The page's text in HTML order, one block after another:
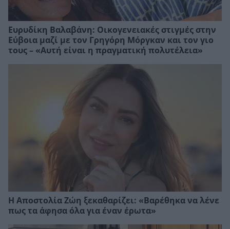
Ευρυδίκη Βαλαβάνη: Οικογενειακές στιγμές στην
Εύβοια μαζί με τον Γρηγόρη Μόργκαν και τον γιο
τους – «Αυτή είναι η πραγματική πολυτέλεια»
Η Αποστολία Ζώη ξεκαθαρίζει: «Βαρέθηκα να λένε
πως τα άφησα όλα για έναν έρωτα»